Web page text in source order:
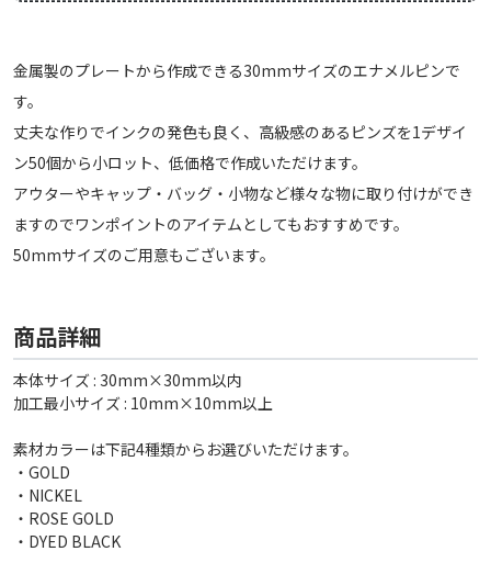
金属製のプレートから作成できる30mmサイズのエナメルピンで
す。
丈夫な作りでインクの発色も良く、高級感のあるピンズを1デザイ
ン50個から小ロット、低価格で作成いただけます。
アウターやキャップ・バッグ・小物など様々な物に取り付けができ
ますのでワンポイントのアイテムとしてもおすすめです。
50mmサイズのご用意もございます。
商品詳細
本体サイズ : 30mm×30mm以内
加工最小サイズ : 10mm×10mm以上
素材カラーは下記4種類からお選びいただけます。
・GOLD
・NICKEL
・ROSE GOLD
・DYED BLACK